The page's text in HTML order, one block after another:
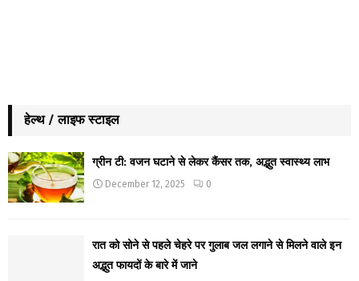
हेल्थ / लाइफ स्टाइल
ग्रीन टी: वजन घटाने से लेकर कैंसर तक, अद्भुत स्वास्थ्य लाभ
December 12, 2025 0
रात को सोने से पहले चेहरे पर गुलाब जल लगाने से मिलने वाले इन
अद्भुत फायदों के बारे में जाने